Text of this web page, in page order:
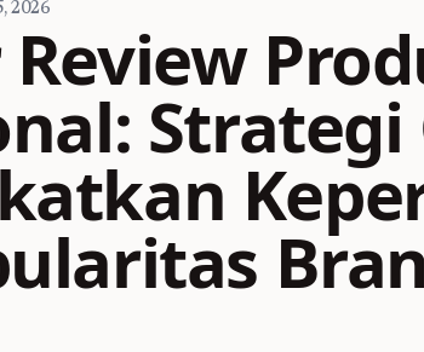
2026
Strategi